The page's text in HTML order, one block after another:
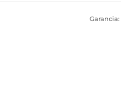
Garancia: